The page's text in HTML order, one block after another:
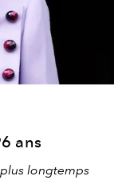
ans
longtemps